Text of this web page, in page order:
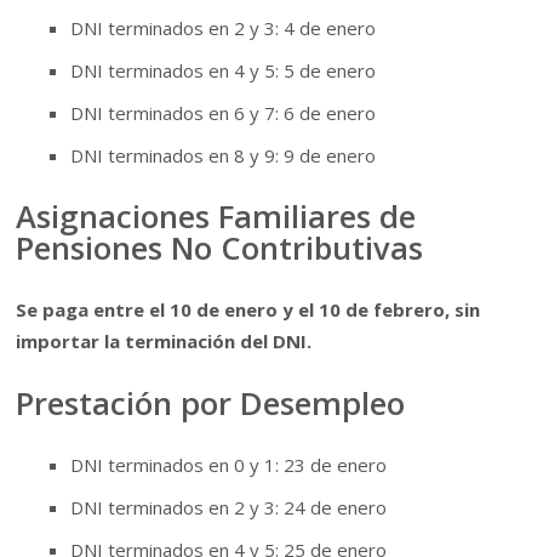
DNI terminados en 2 y 3: 4 de enero
DNI terminados en 4 y 5: 5 de enero
DNI terminados en 6 y 7: 6 de enero
DNI terminados en 8 y 9: 9 de enero
Asignaciones Familiares de
Pensiones No Contributivas
Se paga entre el 10 de enero y el 10 de febrero, sin
importar la terminación del DNI.
Prestación por Desempleo
DNI terminados en 0 y 1: 23 de enero
DNI terminados en 2 y 3: 24 de enero
DNI terminados en 4 y 5: 25 de enero